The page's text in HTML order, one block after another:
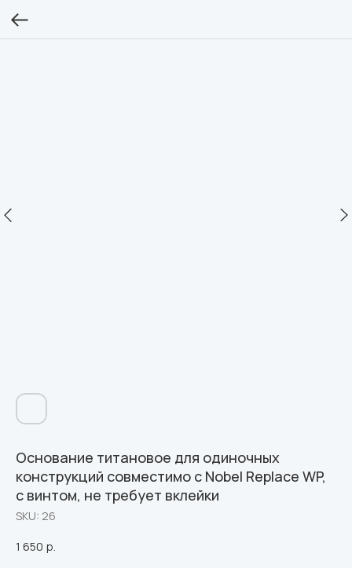
Основание титановое для одиночных
конструкций совместимо с Nobel Replace WP,
с винтом, не требует вклейки
SKU: 26
1 650 р.